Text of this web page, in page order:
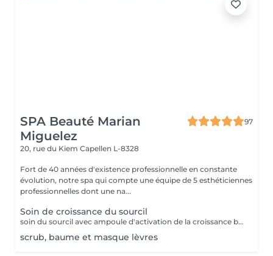
SPA Beauté Marian
Miguelez
97
20, rue du Kiem Capellen L-8328
Fort de 40 années d'existence professionnelle en constante
évolution, notre spa qui compte une équipe de 5 esthéticiennes
professionnelles dont une na...
Soin de croissance du sourcil
soin du sourcil avec ampoule d'activation de la croissance bulbaire du poil, soin à la kératine et huile de ricin du poil existant, massage stimulant au baume gorgé de vitamines et application d'un masque auto-chauffant à 42 °C afin de pousser les ingrédients au coeur du bulbe et du poil.
scrub, baume et masque lèvres